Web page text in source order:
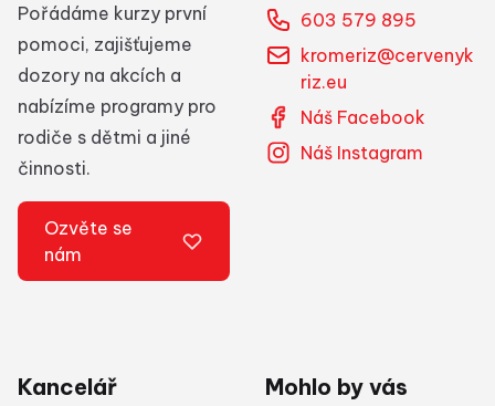
Pořádáme kurzy první
pomoci, zajišťujeme
dozory na akcích a
nabízíme programy pro
rodiče s dětmi a jiné
činnosti.
Ozvěte se
nám
603 579 895
kromeriz@cervenyk
riz.eu
Náš Facebook
Náš Instagram
Kancelář
Mohlo by vás